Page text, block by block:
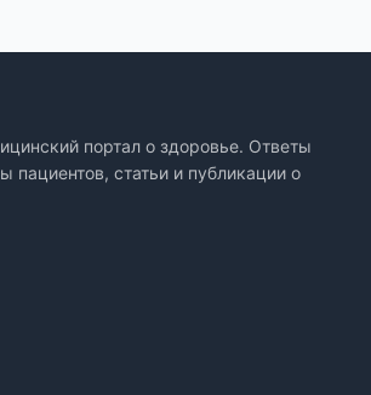
портал о здоровье. Ответы
пациентов, статьи и публикации о